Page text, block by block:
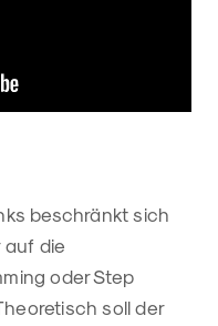
beschränkt sich
auf die
oder Step
soll der